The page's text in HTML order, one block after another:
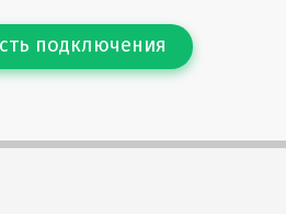
подключения